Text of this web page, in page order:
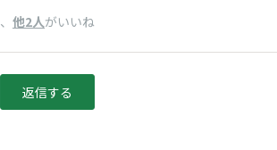
、 他2人がいいね
返信する